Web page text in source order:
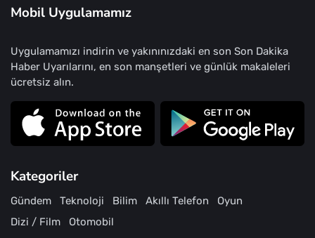
Mobil Uygulamamız
Uygulamamızı indirin ve yakınınızdaki en son Son Dakika
Haber Uyarılarını, en son manşetleri ve günlük makaleleri
ücretsiz alın.
Kategoriler
Gündem Teknoloji Bilim Akıllı Telefon
Oyun
Dizi / Film
Otomobil